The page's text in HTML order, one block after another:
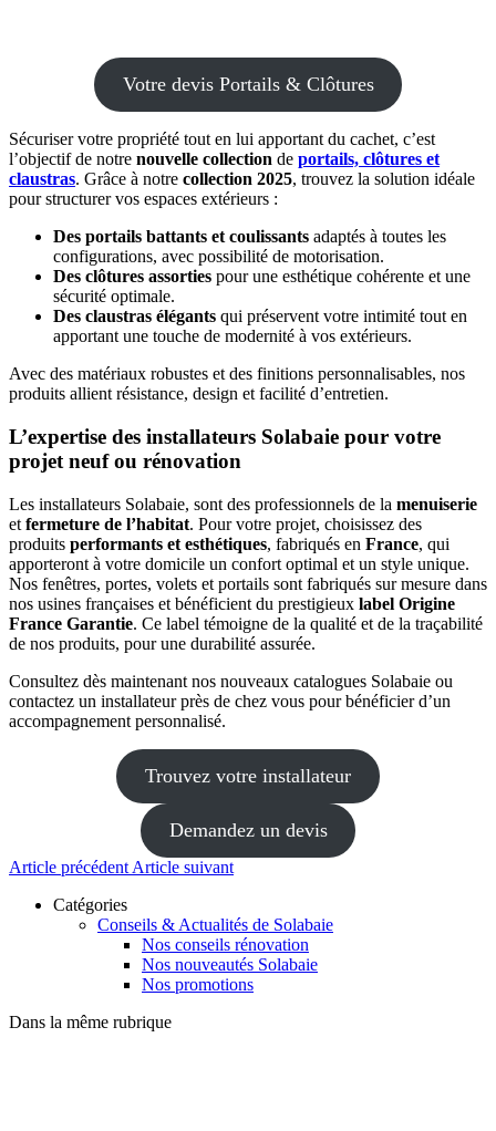
Votre devis Portails & Clôtures
Sécuriser votre propriété tout en lui apportant du cachet, c’est
l’objectif de notre nouvelle collection de portails, clôtures et
claustras. Grâce à notre collection 2025, trouvez la solution idéale
pour structurer vos espaces extérieurs :
Des portails battants et coulissants adaptés à toutes les
configurations, avec possibilité de motorisation.
Des clôtures assorties pour une esthétique cohérente et une
sécurité optimale.
Des claustras élégants qui préservent votre intimité tout en
apportant une touche de modernité à vos extérieurs.
Avec des matériaux robustes et des finitions personnalisables, nos
produits allient résistance, design et facilité d’entretien.
L’expertise des installateurs Solabaie pour votre
projet neuf ou rénovation
Les installateurs Solabaie, sont des professionnels de la menuiserie
et fermeture de l’habitat. Pour votre projet, choisissez des
produits performants et esthétiques, fabriqués en France, qui
apporteront à votre domicile un confort optimal et un style unique.
Nos fenêtres, portes, volets et portails sont fabriqués sur mesure dans
nos usines françaises et bénéficient du prestigieux label Origine
France Garantie. Ce label témoigne de la qualité et de la traçabilité
de nos produits, pour une durabilité assurée.
Consultez dès maintenant nos nouveaux catalogues Solabaie ou
contactez un installateur près de chez vous pour bénéficier d’un
accompagnement personnalisé.
Trouvez votre installateur
Demandez un devis
Article précédent Article suivant
Catégories
Conseils & Actualités de Solabaie
Nos conseils rénovation
Nos nouveautés Solabaie
Nos promotions
Dans la même rubrique